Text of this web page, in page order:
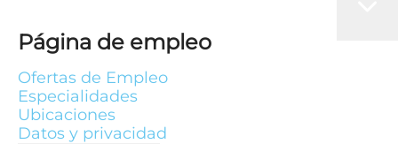
Página de empleo
Ofertas de Empleo
Especialidades
Ubicaciones
Datos y privacidad